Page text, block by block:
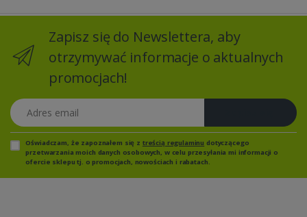
Zapisz się do Newslettera, aby
otrzymywać informacje o aktualnych
promocjach!
Adres email
Oświadczam, że zapoznałem się z treścią regulaminu dotyczącego
przetwarzania moich danych osobowych, w celu przesyłania mi informacji o
ofercie sklepu tj. o promocjach, nowościach i rabatach.